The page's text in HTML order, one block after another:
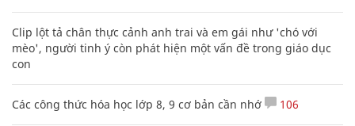
Clip lột tả chân thực cảnh anh trai và em gái như 'chó với
mèo', người tinh ý còn phát hiện một vấn đề trong giáo dục
con
Các công thức hóa học lớp 8, 9 cơ bản cần nhớ 106